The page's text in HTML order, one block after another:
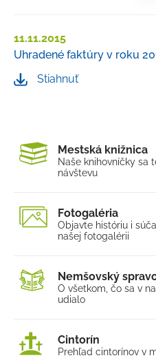
Tlačivá a formuláre
Transparentný účet
11.11.2015
Uhradené faktúry v roku
Stiahnuť
Mestská knižnica
Naše knihovníčky sa
návštevu
Fotogaléria
Objavte históriu i
našej fotogalérii
Nemšovský
O všetkom, čo sa v
udialo
Cintorín
Prehľad cintorínov v